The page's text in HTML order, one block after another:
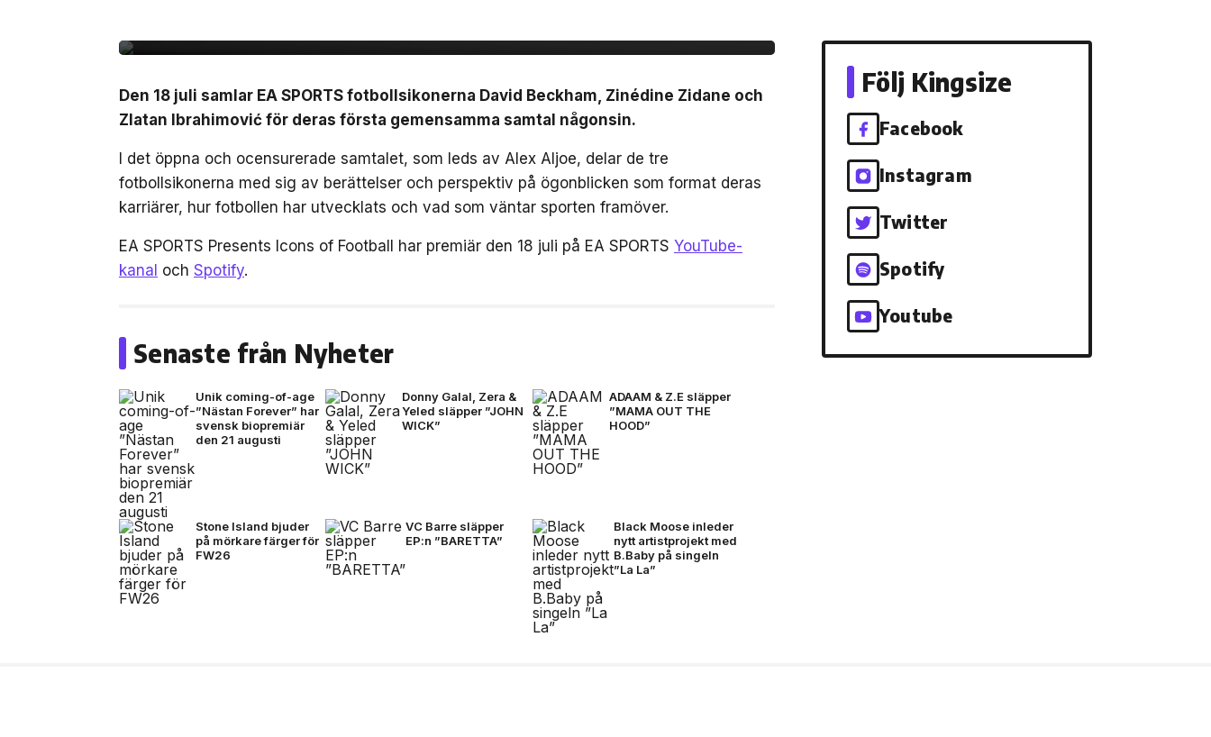
Den 18 juli samlar EA SPORTS fotbollsikonerna David Beckham, Zinédine Zidane och
Zlatan Ibrahimović för deras första gemensamma samtal någonsin.
I det öppna och ocensurerade samtalet, som leds av Alex Aljoe, delar de tre
fotbollsikonerna med sig av berättelser och perspektiv på ögonblicken som format deras
karriärer, hur fotbollen har utvecklats och vad som väntar sporten framöver.
EA SPORTS Presents Icons of Football har premiär den 18 juli på EA SPORTS YouTube-
kanal och Spotify.
Senaste från Nyheter
Unik coming-of-age
”Nästan Forever” har
svensk biopremiär
den 21 augusti
Donny Galal, Zera &
Yeled släpper ”JOHN
WICK”
ADAAM & Z.E släpper
”MAMA OUT THE
HOOD”
Stone Island bjuder
på mörkare färger för
FW26
VC Barre släpper
EP:n ”BARETTA”
Black Moose inleder
nytt artistprojekt med
B.Baby på singeln
”La La”
Följ Kingsize
Facebook
Instagram
Twitter
Spotify
Youtube